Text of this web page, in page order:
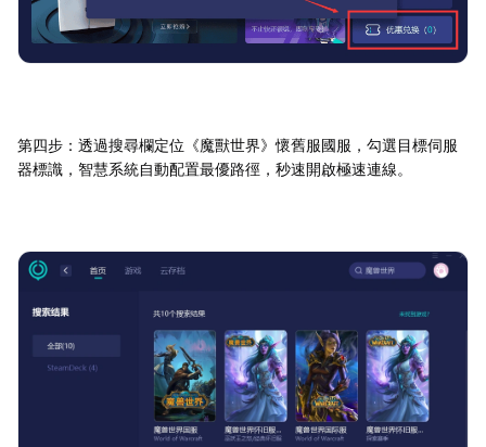
第四步：透過搜尋欄定位《魔獸世界》懷舊服國服，勾選目標伺服
器標識，智慧系統自動配置最優路徑，秒速開啟極速連線。